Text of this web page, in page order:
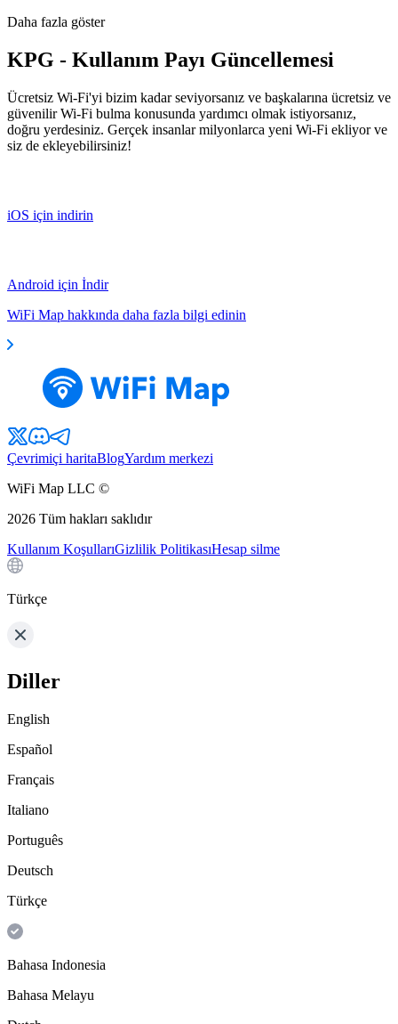
Daha fazla göster
KPG - Kullanım Payı Güncellemesi
Ücretsiz Wi-Fi'yi bizim kadar seviyorsanız ve başkalarına ücretsiz ve
güvenilir Wi-Fi bulma konusunda yardımcı olmak istiyorsanız,
doğru yerdesiniz. Gerçek insanlar milyonlarca yeni Wi-Fi ekliyor ve
siz de ekleyebilirsiniz!
iOS için indirin
Android için İndir
WiFi Map hakkında daha fazla bilgi edinin
Çevrimiçi haritaBlogYardım merkezi
WiFi Map LLC ©
2026 Tüm hakları saklıdır
Kullanım KoşullarıGizlilik PolitikasıHesap silme
Türkçe
Diller
English
Español
Français
Italiano
Português
Deutsch
Türkçe
Bahasa Indonesia
Bahasa Melayu